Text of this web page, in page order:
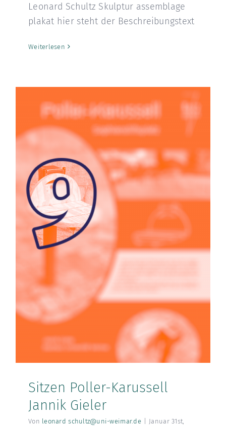
Leonard Schultz Skulptur assemblage
plakat hier steht der Beschreibungstext
Weiterlesen
Sitzen Poller-Karussell
Jannik Gieler
Von leonard schultz@uni-weimar.de
Januar 31st,